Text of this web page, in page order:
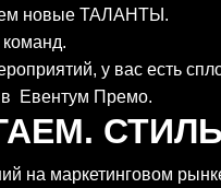
новые ТАЛАНТЫ.
у вас есть
в Евентум Премо.
на маркетинговом